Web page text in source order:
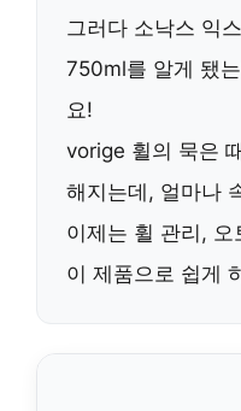
그러다 소낙스 익
750ml를 알게 됐
요!
vorige 휠의 묵은
해지는데, 얼마나
이제는 휠 관리, 오
이 제품으로 쉽게